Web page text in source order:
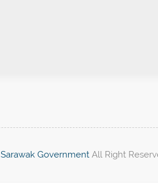
Sarawak Government All Right